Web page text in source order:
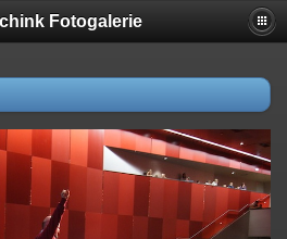
Fotogalerie